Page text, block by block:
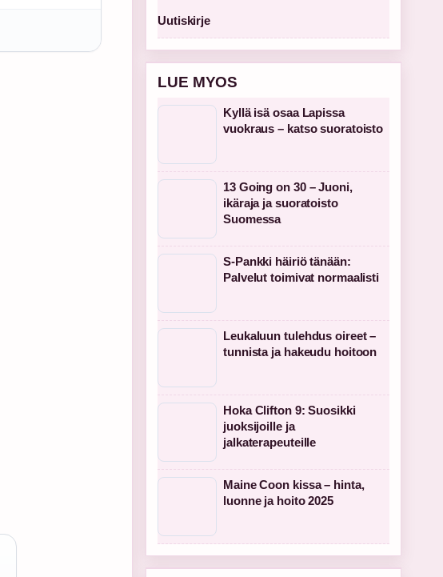
Uutiskirje
LUE MYOS
Kyllä isä osaa Lapissa
vuokraus – katso suoratoisto
13 Going on 30 – Juoni,
ikäraja ja suoratoisto
Suomessa
S-Pankki häiriö tänään:
Palvelut toimivat normaalisti
Leukaluun tulehdus oireet –
tunnista ja hakeudu hoitoon
Hoka Clifton 9: Suosikki
juoksijoille ja
jalkaterapeuteille
Maine Coon kissa – hinta,
luonne ja hoito 2025